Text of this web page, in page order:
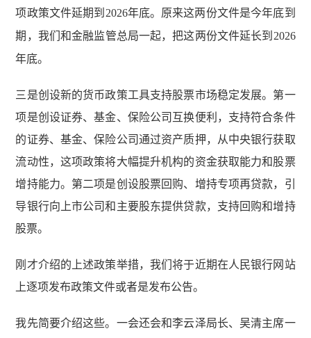
项政策文件延期到 2026年底。原来这两份文件是今年底到
期，我们和金融监管总局一起，把这两份文件延长到 2026
年底。
三是创设新的货币政策工具支持股票市场稳定发展。第一
项是创设证券、基金、保险公司互换便利，支持符合条件
的证券、基金、保险公司通过资产质押，从中央银行获取
流动性，这项政策将大幅提升机构的资金获取能力和股票
增持能力。第二项是创设股票回购、增持专项再贷款，引
导银行向上市公司和主要股东提供贷款，支持回购和增持
股票。
刚才介绍的上述政策举措，我们将于近期在人民银行网站
上逐项发布政策文件或者是发布公告。
我先简要介绍这些。一会还会和李云泽局长、吴清主席一